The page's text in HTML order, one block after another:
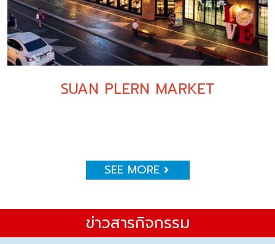
SUAN PLERN MARKET
SEE MORE
ข่าวสารกิจกรรม